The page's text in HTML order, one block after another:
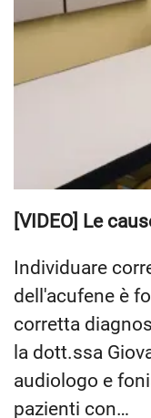
[VIDEO] Le
Individuare
dell'acufene è
corretta
la dott.ssa
audiologo e
pazienti con…